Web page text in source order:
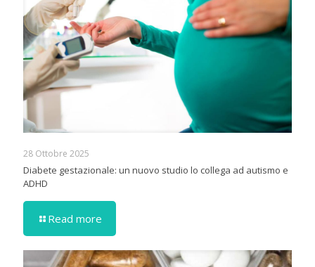
28 Ottobre 2025
Diabete gestazionale: un nuovo studio lo collega ad autismo e
ADHD
Read more